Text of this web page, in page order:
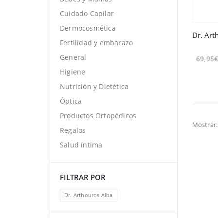
69,95€
Mostrar:
Cuidado Capilar
Dermocosmética
Fertilidad y embarazo
General
Higiene
Nutrición y Dietética
Óptica
Productos Ortopédicos
Regalos
Salud íntima
FILTRAR POR
Dr. Arthouros Alba